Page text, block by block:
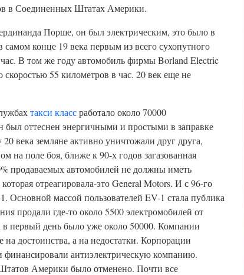
в Соединенных Штатах Америки.
Порше, он был электрическим, это было в
конце 19 века первым из всего сухопутного
час. В том же году автомобиль фирмы Borland Electric
скоростью 55 километров в час. 20 век еще не
такси классработало около 70000
был оттеснен энергичными и простыми в заправке
века земляне активно уничтожали друг друга,
на поле боя, ближе к 90-х годов загазованная
продаваемых автомобилей не должны иметь
отреагировала-это General Motors. И с 96-го
Основной массой пользователей EV-1 стала публика
продали где-то около 5500 электромобилей от
первый день было уже около 50000. Компании
достоинства, а на недостатки. Корпорации
финансировали антиэлектрическую компанию.
Америки было отменено. Почти все